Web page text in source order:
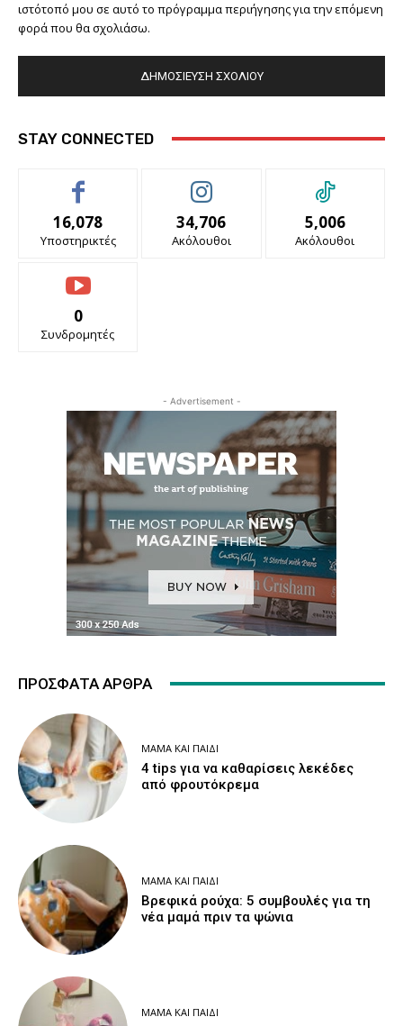
ιστότοπό μου σε αυτό το πρόγραμμα περιήγησης για την επόμενη
φορά που θα σχολιάσω.
STAY CONNECTED
16,078
Υποστηρικτές
34,706
Ακόλουθοι
5,006
Ακόλουθοι
0
Συνδρομητές
- Advertisement -
ΠΡΌΣΦΑΤΑ ΆΡΘΡΑ
ΜΑΜΆ ΚΑΙ ΠΑΙΔΊ
4 tips για να καθαρίσεις λεκέδες
από φρουτόκρεμα
ΜΑΜΆ ΚΑΙ ΠΑΙΔΊ
Βρεφικά ρούχα: 5 συμβουλές για τη
νέα μαμά πριν τα ψώνια
ΜΑΜΆ ΚΑΙ ΠΑΙΔΊ